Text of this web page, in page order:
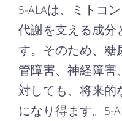
5-ALAは、ミトコ
代謝を支える成分
す。そのため、糖
管障害、神経障害
対しても、将来的
になり得ます。5-